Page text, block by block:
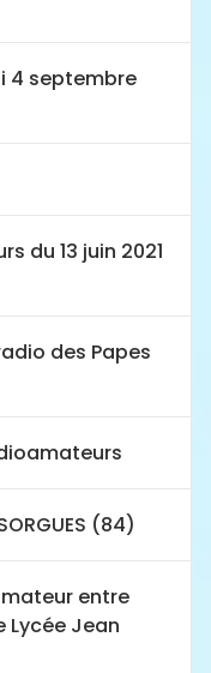
4 septembre
du 13 juin 2021
des Papes
(84)
entre
Lycée Jean